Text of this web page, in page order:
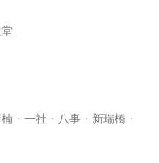
・ 一社 ・ 八事 ・ 新瑞橋 ・